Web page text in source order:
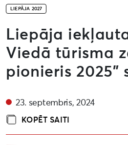
LIEPĀJA 2027
Liepāja
Viedā tūrisma
pionieris 2025”
23. septembris, 2024
KOPĒT SAITI